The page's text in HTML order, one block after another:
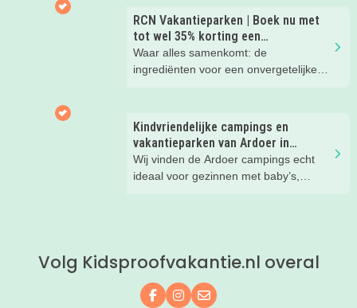
kinderhotels van Valk Exclusief en
boek een heerlijk nachtje weg met je
kind(eren).
RCN Vakantieparken | Boek nu met
tot wel 35% korting een
zomervakantie!
Waar alles samenkomt: de
ingrediënten voor een onvergetelijke
Kindvriendelijke campings en
vakantieparken van Ardoer in
Nederland
Wij vinden de Ardoer campings echt
ideaal voor gezinnen met baby’s,
Volg Kidsproofvakantie.nl overal
Volg ons op Facebook
Volg ons op Instagram
Mail ons